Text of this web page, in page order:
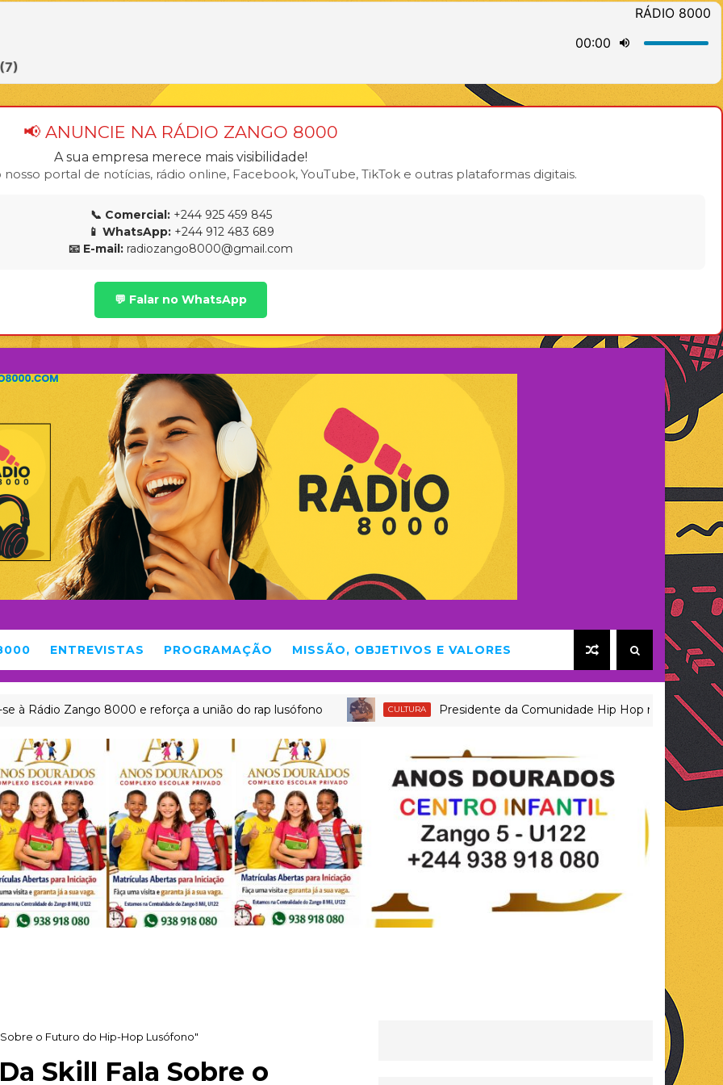
📢 ANUNCIE NA RÁDIO ZANGO 8000
A sua empresa merece mais visibilidade!
portal de notícias, rádio online, Facebook, YouTube, TikTok e outras plataformas digitais.
📞 Comercial:+244 925 459 845
📱 WhatsApp:+244 912 483 689
📧 E-mail: radiozango8000@gmail.com
💬 Falar no WhatsApp
ENTREVISTAS PROGRAMAÇÃO MISSÃO, OBJETIVOS E VALORES
Zango 8000 e reforça a união do rap lusófono CULTURA Presidente da Comunidade Hip Hop na Huíla questiona
o Futuro do Hip-Hop Lusófono"
Skill Fala Sobre o